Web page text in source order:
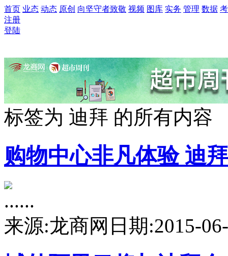
首页 业态 动态 原创 向坚守者致敬 视频 图库 实务 管理 数据
注册
登陆
标签为 迪拜 的所有内容
购物中心非凡体验 迪
......
来源:龙商网 日期:2015-